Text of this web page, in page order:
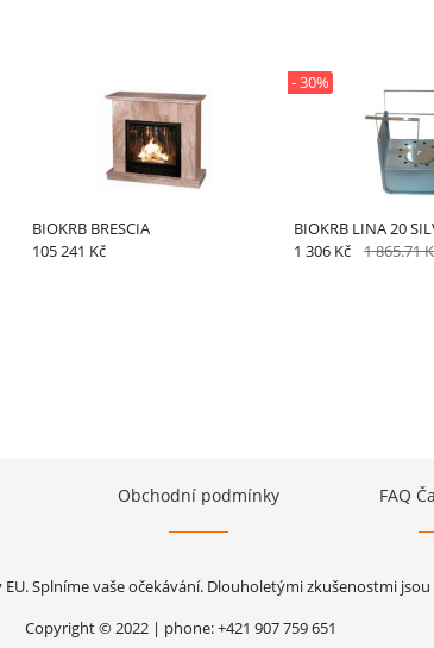
BIOKRB BRESCIA
105 241 Kč
BIOKRB LINA 20
- 30%
1 306 Kč 1 865.71
Obchodní podmínky FAQ
Splníme vaše očekávání. Dlouholetými zkušenostmi
Copyright © 2022 | phone: +421 907 759 651